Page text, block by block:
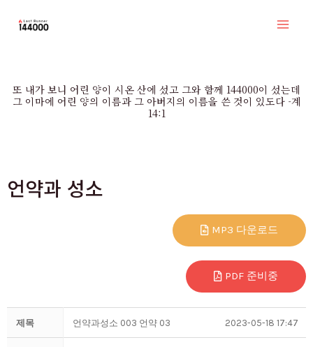
또 내가 보니 어린 양이 시온 산에 섰고 그와 함께 144000이 섰는데
그 이마에 어린 양의 이름과 그 아버지의 이름을 쓴 것이 있도다 -계
14:1
언약과 성소
MP3 다운로드
PDF 준비중
제목 언약과성소 003 언약 03 2023-05-18 17:47